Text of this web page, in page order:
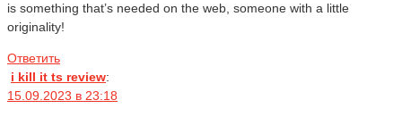
is something that’s needed on the web, someone with a little
originality!
Ответить
i kill it ts review:
15.09.2023 в 23:18